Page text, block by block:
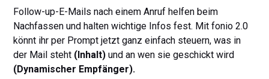
Follow-up-E-Mails nach einem Anruf helfen beim
Nachfassen und halten wichtige Infos fest. Mit fonio 2.0
könnt ihr per Prompt jetzt ganz einfach steuern, was in
der Mail steht (Inhalt) und an wen sie geschickt wird
(Dynamischer Empfänger).